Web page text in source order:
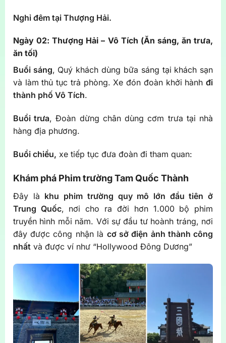
Nghỉ đêm tại Thượng Hải.
Ngày 02: Thượng Hải – Vô Tích (Ăn sáng, ăn trưa,
ăn tối)
Buổi sáng, Quý khách dùng bữa sáng tại khách sạn
và làm thủ tục trả phòng. Xe đón đoàn khởi hànhđi
thành phố Vô Tích.
Buổi trưa, Đoàn dừng chân dùng cơm trưa tại nhà
hàng địa phương.
Buổi chiều, xe tiếp tục đưa đoàn đi tham quan:
Khám phá Phim trường Tam Quốc Thành
Đây là khu phim trường quy mô lớn đầu tiên ở
Trung Quốc, nơi cho ra đời hơn 1.000 bộ phim
truyền hình mỗi năm. Với sự đầu tư hoành tráng, nơi
đây được công nhận là cơ sở điện ảnh thành công
nhất và được ví như “Hollywood Đông Dương”